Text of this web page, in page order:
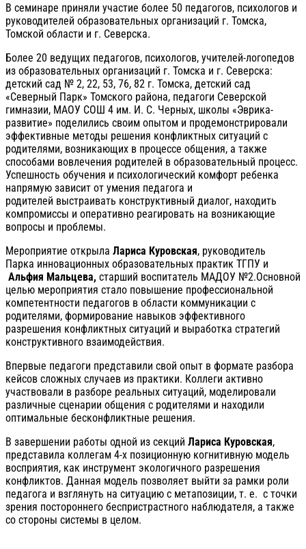
В семинаре приняли участие более 50 педагогов, психологов и
руководителей образовательных организаций г. Томска,
Томской области и г. Северска.
Более 20 ведущих педагогов, психологов, учителей-логопедов
из образовательных организаций г. Томска и г. Северска:
детский сад № 2, 22, 53, 76, 82 г. Томска, детский сад
«Северный Парк» Томского района, педагоги Северской
гимназии, МАОУ СОШ 4 им. И. С. Черных, школы «Эврика-
развитие» поделились своим опытом и продемонстрировали
эффективные методы решения конфликтных ситуаций с
родителями, возникающих в процессе общения, а также
способами вовлечения родителей в образовательный процесс.
Успешность обучения и психологический комфорт ребенка
напрямую зависит от умения педагога и
родителей выстраивать конструктивный диалог, находить
компромиссы и оперативно реагировать на возникающие
вопросы и проблемы.
Мероприятие открыла Лариса Куровская, руководитель
Парка инновационных образовательных практик ТГПУ и
Альфия Мальцева, старший воспитатель МАДОУ №2.Основной
целью мероприятия стало повышение профессиональной
компетентности педагогов в области коммуникации с
родителями, формирование навыков эффективного
разрешения конфликтных ситуаций и выработка стратегий
конструктивного взаимодействия.
Впервые педагоги представили свой опыт в формате разбора
кейсов сложных случаев из практики. Коллеги активно
участвовали в разборе реальных ситуаций, моделировали
различные сценарии общения с родителями и находили
оптимальные бесконфликтные решения.
В завершении работы одной из секций Лариса Куровская,
представила коллегам 4-х позиционную когнитивную модель
восприятия, как инструмент экологичного разрешения
конфликтов. Данная модель позволяет выйти за рамки роли
педагога и взглянуть на ситуацию с метапозиции, т. е. с точки
зрения постороннего беспристрастного наблюдателя, а также
со стороны системы в целом.